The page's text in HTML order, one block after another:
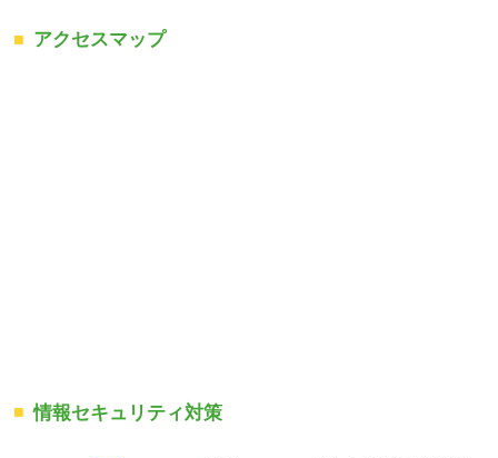
アクセスマップ
情報セキュリティ対策